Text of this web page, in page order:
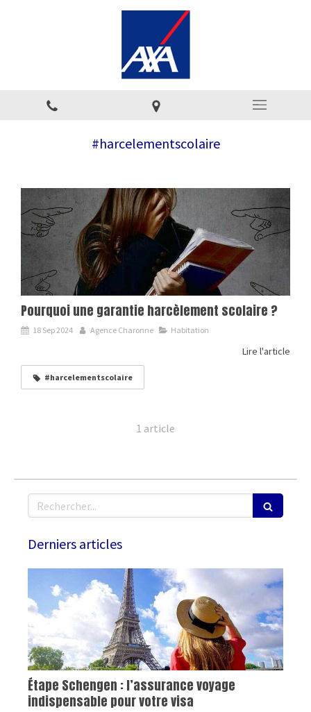
#harcelementscolaire
Pourquoi une garantie harcèlement scolaire ?
18 Sep 2024 Agence Charonne Habitation
Lire l'article
#harcelementscolaire
1 article
Rechercher
Derniers articles
Étape Schengen : l’assurance voyage
indispensable pour votre visa